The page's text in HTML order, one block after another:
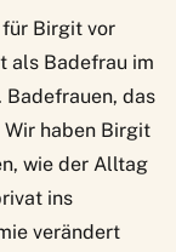
Birgit vor
als Badefrau im
das
haben Birgit
wie der Alltag
ins
verändert